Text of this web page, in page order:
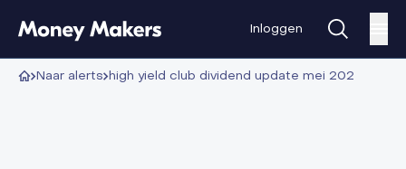
Inloggen
alerts high yield club dividend update mei 2026